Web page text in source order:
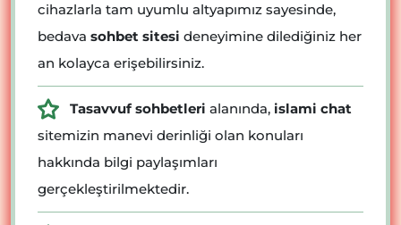
cihazlarla tam uyumlu altyapımız sayesinde,
bedava sohbet sitesi deneyimine dilediğiniz her
an kolayca erişebilirsiniz.
Tasavvuf sohbetleri alanında, islami chat
sitemizin manevi derinliği olan konuları
hakkında bilgi paylaşımları
gerçekleştirilmektedir.